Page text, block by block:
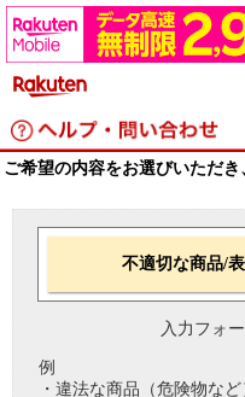
ご希望の内容をお選びいただき
不適切な商品/
入力フォ
例
・違法な商品（危険物など